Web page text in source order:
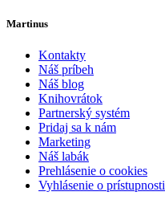
Martinus
Kontakty
Náš príbeh
Náš blog
Knihovrátok
Partnerský systém
Pridaj sa k nám
Marketing
Náš labák
Prehlásenie o cookies
Vyhlásenie o prístupnosti